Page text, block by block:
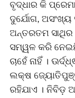
ବୃଦ୍ଧାର କି
ଦୁର୍ଯୋଗ,
ଅନ୍ତରତମ ସାଥିର
ସମ୍ୱଳ କରି
ଚାହେଁ ନାହିଁ ।
ଲକ୍ଷ
ରହିଯାଏ । ନିବିଡ଼